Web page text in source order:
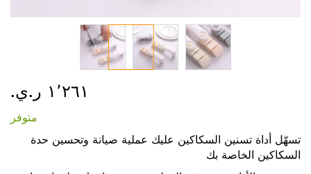
إلى
معرض
الصور
١٬٢٦١ ر.ي.‏
متوفر
تسهّل أداة تسنين السكاكين عليك عملية صيانة وتحسين حدة
السكاكين الخاصة بك